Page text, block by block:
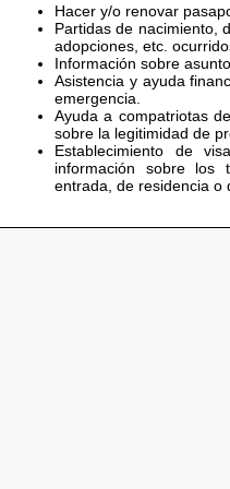
Hacer y/o renovar
Partidas de nacimiento,
adopciones, etc.
Información sobre
Asistencia y ayuda
emergencia.
Ayuda a compatriotas
sobre la legitimidad de
Establecimiento de
información sobre los
entrada, de residencia o